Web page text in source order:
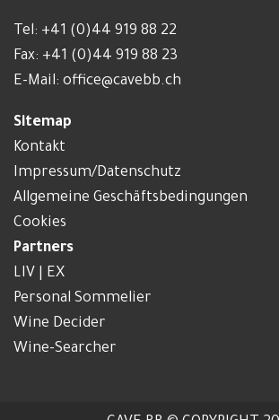
Tel: +41 (0)44 919 88 22
Fax: +41 (0)44 919 88 23
E-Mail: office@cavebb.ch
Sitemap
Kontakt
Impressum/Datenschutz
Allgemeine Geschäftsbedingungen
Cookies
Partners
LIV | EX
Personal Sommelier
Wine Decider
Wine-Searcher